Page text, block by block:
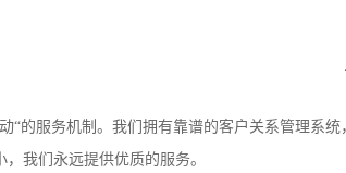
“的服务机制。我们拥有靠谱的客户关系管理系
我们永远提供优质的服务。